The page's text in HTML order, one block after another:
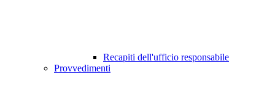
Recapiti dell'ufficio responsabile
Provvedimenti